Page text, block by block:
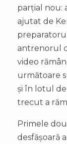
parțial nou:
ajutat de
antrenorul
video
următoare
și în lotul
trecut a
Primele
desfășoară